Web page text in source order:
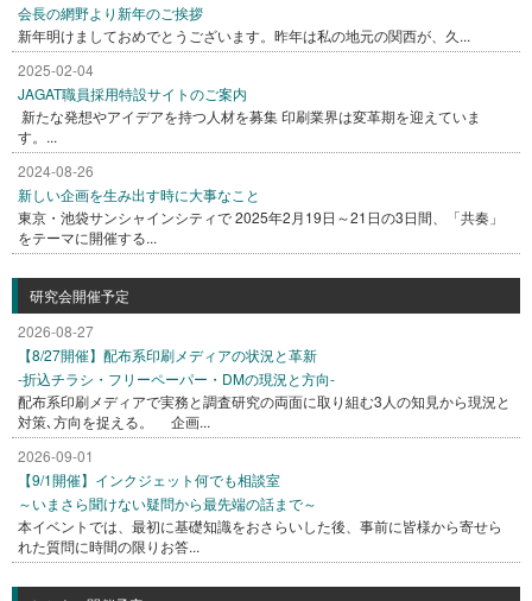
会長の網野より新年のご挨拶
新年明けましておめでとうございます。昨年は私の地元の関西が、久...
2025-02-04
JAGAT職員採用特設サイトのご案内
新たな発想やアイデアを持つ人材を募集 印刷業界は変革期を迎えていま
す。...
2024-08-26
新しい企画を生み出す時に大事なこと
東京・池袋サンシャインシティで 2025年2月19日～21日の3日間、「共奏」
をテーマに開催する...
研究会開催予定
2026-08-27
【8/27開催】配布系印刷メディアの状況と革新
-折込チラシ・フリーペーパー・DMの現況と方向-
配布系印刷メディアで実務と調査研究の両面に取り組む3人の知見から現況と
対策､方向を捉える。 企画...
2026-09-01
【9/1開催】インクジェット何でも相談室
～いまさら聞けない疑問から最先端の話まで～
本イベントでは、最初に基礎知識をおさらいした後、事前に皆様から寄せら
れた質問に時間の限りお答...